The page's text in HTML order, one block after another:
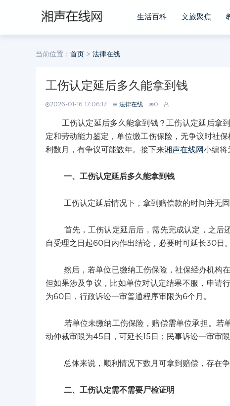
生活百科 文旅聚焦
当前位置： 首页 > 法律在线
工伤认定延后多久能拿到钱
2026-01-16 17:06:17 法律在线 0
工伤认定延后多久能拿到钱？工伤认定延后拿到
定和劳动能力鉴定，单位缴工伤保险，无争议时社
利数月，有争议可能数年。接下来湘声在线网小编将
一、工伤认定延后多久能拿到钱
工伤认定延后情况下，拿到赔偿款的时间并无固
首先，工伤认定延后后，需先完成认定，之后还
自受理之日起60日内作出结论，必要时可延长30日。
然后，若单位已缴纳工伤保险，社保经办机构在
但如果涉及争议，比如单位对认定结果不服，申请
为60日，行政诉讼一审普通程序审限为6个月。
若单位未缴纳工伤保险，赔偿需单位承担。若单
动仲裁审限为45日，可延长15日；民事诉讼一审审
总体来说，顺利情况下数月可拿到赔偿，存在争
二、工伤认定需不需要尸检证明